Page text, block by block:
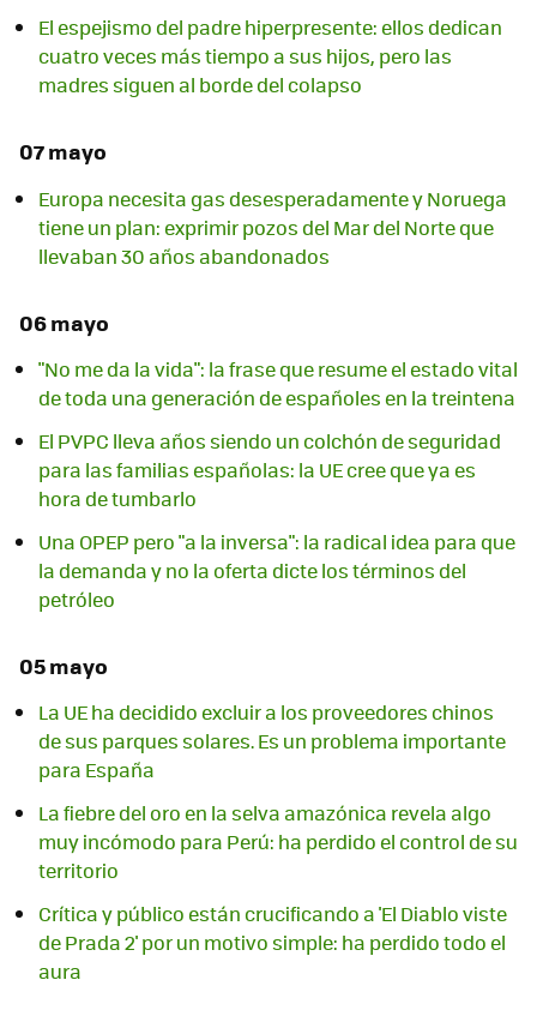
El espejismo del padre hiperpresente: ellos dedican
cuatro veces más tiempo a sus hijos, pero las
madres siguen al borde del colapso
07 mayo
Europa necesita gas desesperadamente y Noruega
tiene un plan: exprimir pozos del Mar del Norte que
llevaban 30 años abandonados
06 mayo
"No me da la vida": la frase que resume el estado vital
de toda una generación de españoles en la treintena
El PVPC lleva años siendo un colchón de seguridad
para las familias españolas: la UE cree que ya es
hora de tumbarlo
Una OPEP pero "a la inversa": la radical idea para que
la demanda y no la oferta dicte los términos del
petróleo
05 mayo
La UE ha decidido excluir a los proveedores chinos
de sus parques solares. Es un problema importante
para España
La fiebre del oro en la selva amazónica revela algo
muy incómodo para Perú: ha perdido el control de su
territorio
Crítica y público están crucificando a 'El Diablo viste
de Prada 2' por un motivo simple: ha perdido todo el
aura